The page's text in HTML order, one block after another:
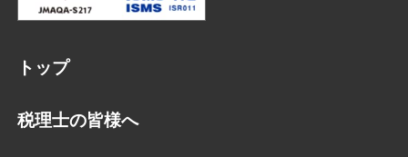
トップ
税理士の皆様へ